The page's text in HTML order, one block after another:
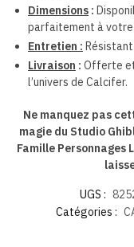
Dimensions :
parfaitement à votre
Entretien :
Livraison : Offerte
l’univers de Calcifer.
Ne manquez pas
magie du Studio
Famille Personnages
UGS :
Catégories :